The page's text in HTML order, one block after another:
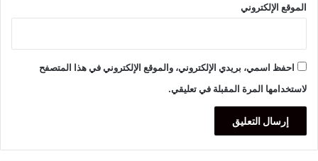
الموقع الإلكتروني
احفظ اسمي، بريدي الإلكتروني، والموقع الإلكتروني في هذا المتصفح
لاستخدامها المرة المقبلة في تعليقي.